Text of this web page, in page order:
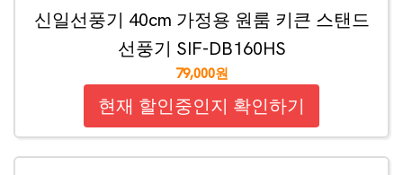
신일선풍기 40cm 가정용 원룸 키큰 스탠드
선풍기 SIF-DB160HS
79,000원
현재 할인중인지 확인하기